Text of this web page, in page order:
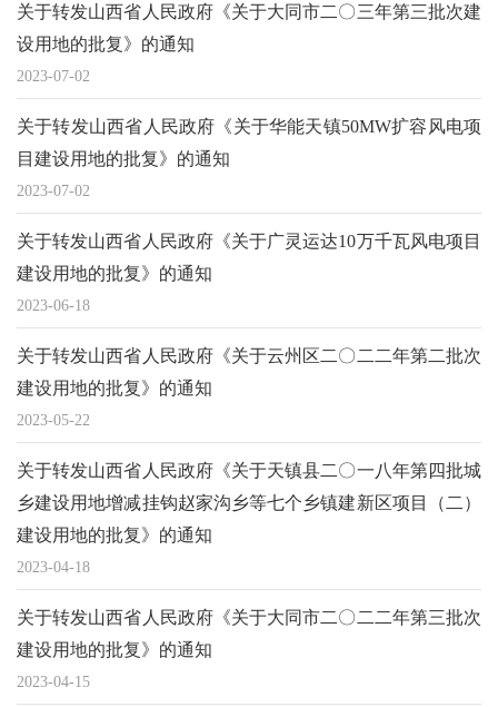
关于转发山西省人民政府《关于大同市二〇三年第三批次建
设用地的批复》的通知
2023-07-02
关于转发山西省人民政府《关于华能天镇50MW扩容风电项
目建设用地的批复》的通知
2023-07-02
关于转发山西省人民政府《关于广灵运达10万千瓦风电项目
建设用地的批复》的通知
2023-06-18
关于转发山西省人民政府《关于云州区二〇二二年第二批次
建设用地的批复》的通知
2023-05-22
关于转发山西省人民政府《关于天镇县二〇一八年第四批城
乡建设用地增减挂钩赵家沟乡等七个乡镇建新区项目（二）
建设用地的批复》的通知
2023-04-18
关于转发山西省人民政府《关于大同市二〇二二年第三批次
建设用地的批复》的通知
2023-04-15